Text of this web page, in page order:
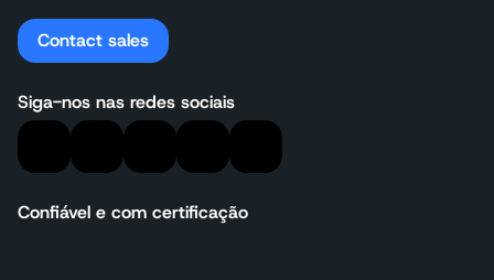
Contact sales
Siga-nos nas redes sociais
Confiável e com certificação